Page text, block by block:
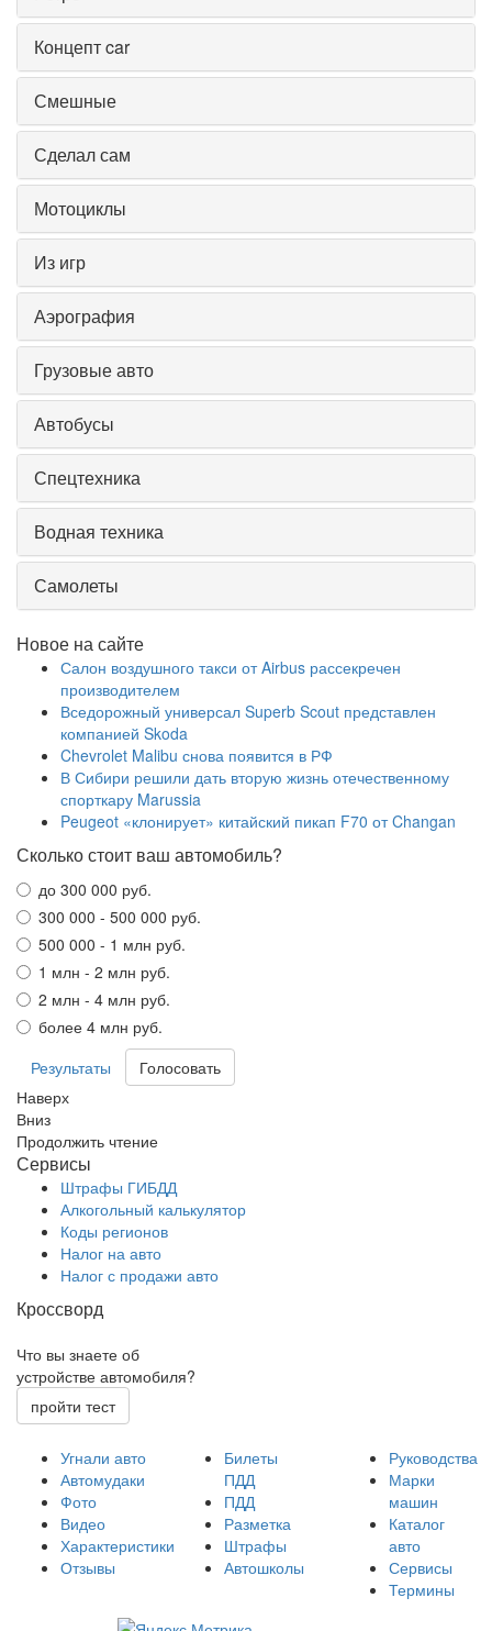
Концепт car
Смешные
Сделал сам
Мотоциклы
Из игр
Аэрография
Грузовые авто
Автобусы
Спецтехника
Водная техника
Самолеты
Новое на сайте
Салон воздушного такси от Airbus рассекречен
производителем
Вседорожный универсал Superb Scout представлен
компанией Skoda
Chevrolet Malibu снова появится в РФ
В Сибири решили дать вторую жизнь отечественному
спорткару Marussia
Peugeot «клонирует» китайский пикап F70 от Changan
Сколько стоит ваш автомобиль?
до 300 000 руб.
300 000 - 500 000 руб.
500 000 - 1 млн руб.
1 млн - 2 млн руб.
2 млн - 4 млн руб.
более 4 млн руб.
Результаты
Наверх
Вниз
Продолжить чтение
Сервисы
Штрафы ГИБДД
Алкогольный калькулятор
Коды регионов
Налог на авто
Налог с продажи авто
Кроссворд
Что вы знаете об
устройстве автомобиля?
пройти тест
Угнали авто
Автомудаки
Фото
Видео
Характеристики
Отзывы
Билеты
ПДД
ПДД
Разметка
Штрафы
Автошколы
Руководства
Марки
машин
Каталог
авто
Сервисы
Термины